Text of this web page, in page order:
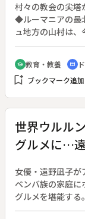
村々の教会の尖塔
◆ルーマニアの最
ュ地方の山村は
き良きヨーロッ
～１９世紀にかけ
り、東方正教を信
られていた。そこ
ムレシュの木造教
school 教育・教養 cinematic_blur
bookmark_add ブックマーク追加
世界ウルル
グルメに…
女優・遠野凪子が
ベンバ族の家庭
グルメを堪能す
きの部族。トウモ